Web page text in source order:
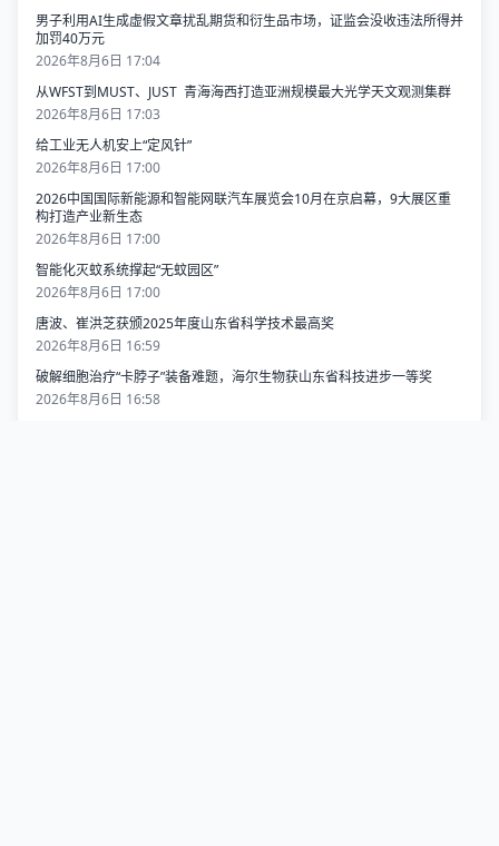
男子利用AI生成虚假文章扰乱期货和衍生品市场，证监会没收违法所得并
加罚40万元
2026年8月6日 17:04
从WFST到MUST、JUST 青海海西打造亚洲规模最大光学天文观测集群
2026年8月6日 17:03
给工业无人机安上“定风针”
2026年8月6日 17:00
2026中国国际新能源和智能网联汽车展览会10月在京启幕，9大展区重
构打造产业新生态
2026年8月6日 17:00
智能化灭蚊系统撑起“无蚊园区”
2026年8月6日 17:00
唐波、崔洪芝获颁2025年度山东省科学技术最高奖
2026年8月6日 16:59
破解细胞治疗“卡脖子”装备难题，海尔生物获山东省科技进步一等奖
2026年8月6日 16:58